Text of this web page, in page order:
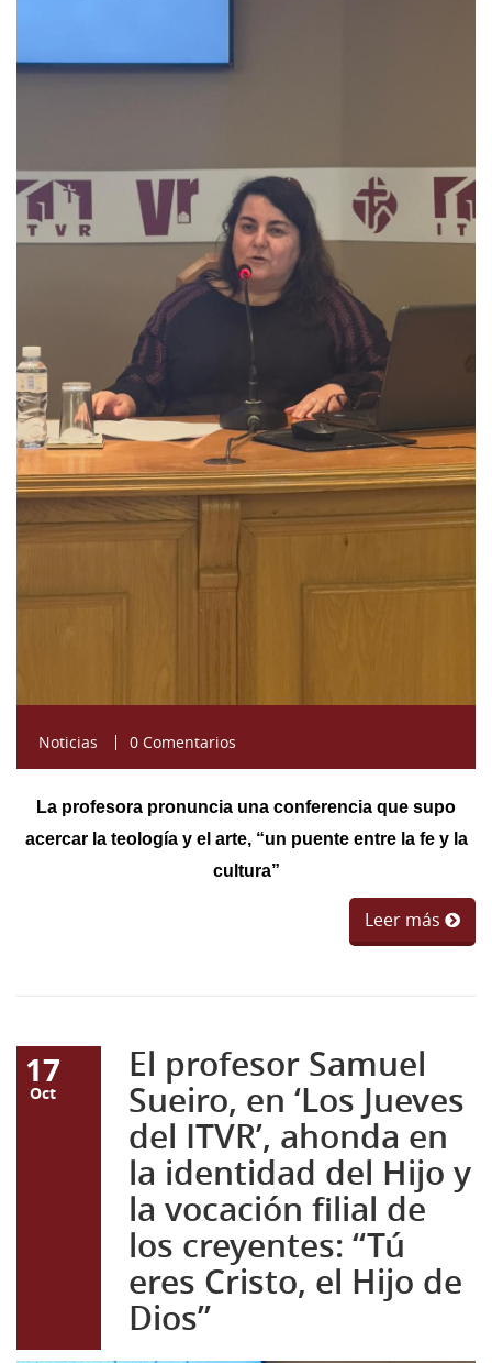
Noticias 0 Comentarios
La profesora pronuncia una conferencia que supo
acercar la teología y el arte, “un puente entre la fe y la
cultura”
Leer más
17
Oct
El profesor Samuel
Sueiro, en ‘Los Jueves
del ITVR’, ahonda en
la identidad del Hijo y
la vocación filial de
los creyentes: “Tú
eres Cristo, el Hijo de
Dios”